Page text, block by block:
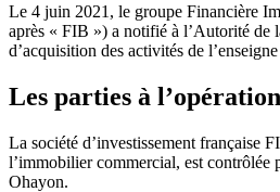
Le 4 juin 2021, le groupe Financière
après « FIB ») a notifié à l’Autorité de
d’acquisition des activités de
Les parties à l’opération
La société d’investissement française
l’immobilier commercial, est contrôlée
Ohayon.